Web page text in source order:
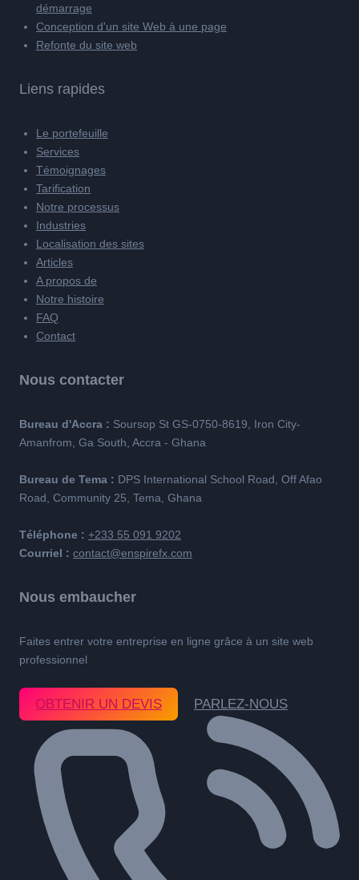
démarrage
Conception d'un site Web à une page
Refonte du site web
Liens rapides
Le portefeuille
Services
Témoignages
Tarification
Notre processus
Industries
Localisation des sites
Articles
A propos de
Notre histoire
FAQ
Contact
Nous contacter
Bureau d'Accra : Soursop St GS-0750-8619, Iron City-
Amanfrom, Ga South, Accra - Ghana
Bureau de Tema : DPS International School Road, Off Afao
Road, Community 25, Tema, Ghana
Téléphone : +233 55 091 9202
Courriel : contact@enspirefx.com
Nous embaucher
Faites entrer votre entreprise en ligne grâce à un site web
professionnel
OBTENIR UN DEVIS PARLEZ-NOUS